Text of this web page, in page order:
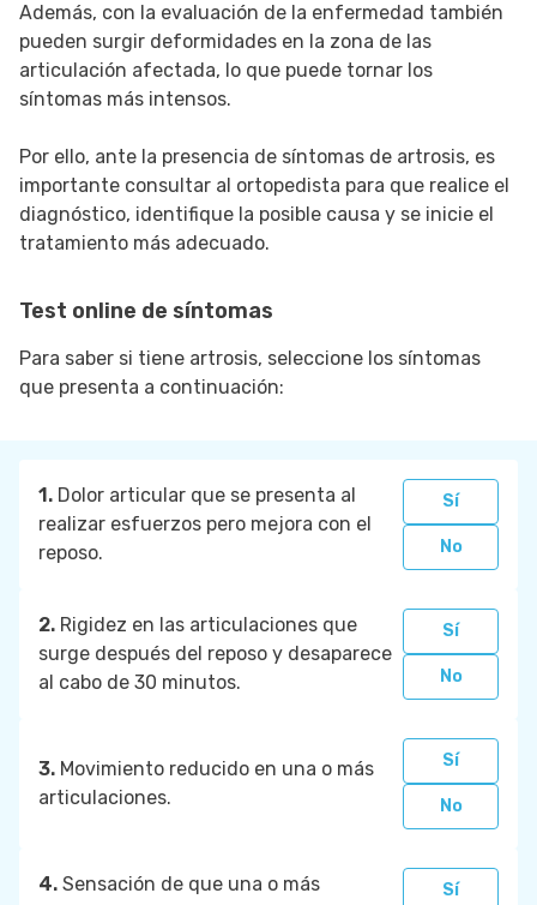
Además, con la evaluación de la enfermedad también
pueden surgir deformidades en la zona de las
articulación afectada, lo que puede tornar los
síntomas más intensos.
Por ello, ante la presencia de síntomas de artrosis, es
importante consultar al ortopedista para que realice el
diagnóstico, identifique la posible causa y se inicie el
tratamiento más adecuado.
Test online de síntomas
Para saber si tiene artrosis, seleccione los síntomas
que presenta a continuación:
1. Dolor articular que se presenta al
realizar esfuerzos pero mejora con el
reposo.
Sí
No
2. Rigidez en las articulaciones que
surge después del reposo y desaparece
al cabo de 30 minutos.
Sí
No
3. Movimiento reducido en una o más
articulaciones.
Sí
No
4. Sensación de que una o más
Sí